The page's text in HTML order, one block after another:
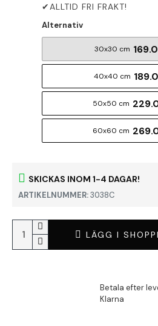
SKICKAS INOM 1-4 DAGAR!
ARTIKELNUMMER:3038C
Alternativ
30x30 cm
40x40 cm
50x50 cm
60x60 cm
LÄGG I